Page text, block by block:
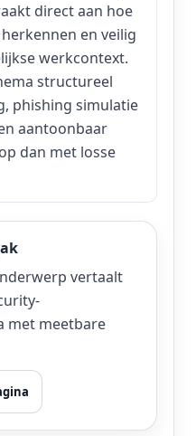
direct aan hoe
en veilig
werkcontext.
structureel
phishing simulatie
aantoonbaar
dan met losse
vertaalt
met meetbare